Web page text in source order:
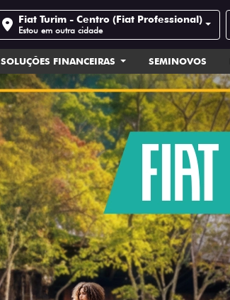
Fiat Turim - Centro (Fiat Professional)
Estou em outra cidade
SOLUÇÕES FINANCEIRAS SEMINOVOS